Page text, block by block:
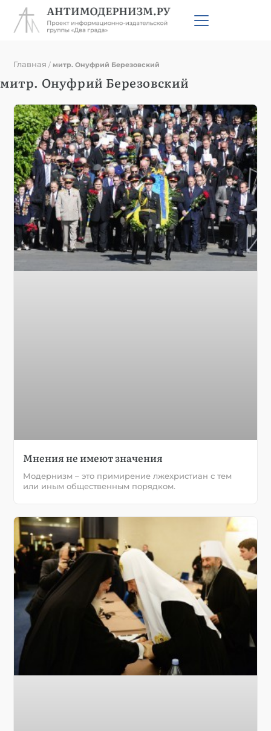
Главная / митр. Онуфрий Березовский
митр. Онуфрий Березовский
Мнения не имеют значения
Модернизм – это примирение лжехристиан с тем
или иным общественным порядком.